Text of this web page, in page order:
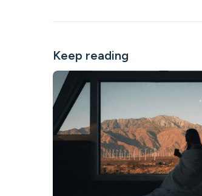
Keep reading